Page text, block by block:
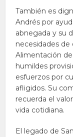
También es
Andrés por
abnegada y su
necesidades de
Alimentación
humildes
esfuerzos por
afligidos. Su
recuerda el
vida cotidiana.
El legado de